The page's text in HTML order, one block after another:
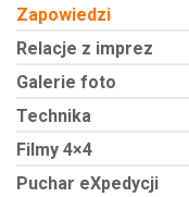
Zapowiedzi
Relacje z imprez
Galerie foto
Technika
Filmy 4×4
Puchar eXpedycji